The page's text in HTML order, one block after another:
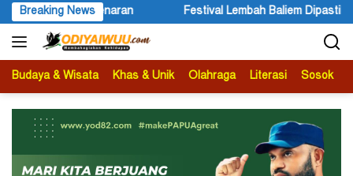
Langsung
ke
konten
Breaking NewsFestival Lembah Baliem Dipastikan Tetap
Budaya & Wisata Khas & Unik Olahraga Literasi Sosok